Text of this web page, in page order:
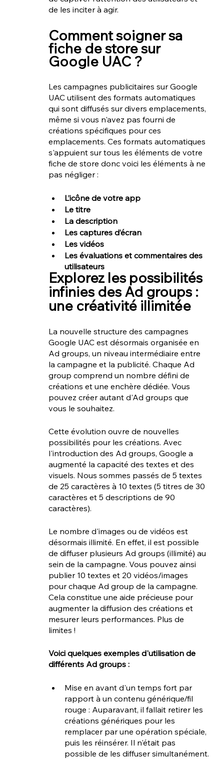
de les inciter à agir.
Comment soigner sa
fiche de store sur
Google UAC ?
Les campagnes publicitaires sur Google
UAC utilisent des formats automatiques
qui sont diffusés sur divers emplacements,
même si vous n'avez pas fourni de
créations spécifiques pour ces
emplacements. Ces formats automatiques
s'appuient sur tous les éléments de votre
fiche de store donc voici les éléments à ne
pas négliger :
L’icône de votre app
Le titre
La description
Les captures d’écran
Les vidéos
Les évaluations et commentaires des
utilisateurs
Explorez les possibilités
infinies des Ad groups :
une créativité illimitée
La nouvelle structure des campagnes
Google UAC est désormais organisée en
Ad groups, un niveau intermédiaire entre
la campagne et la publicité. Chaque Ad
group comprend un nombre défini de
créations et une enchère dédiée. Vous
pouvez créer autant d'Ad groups que
vous le souhaitez.
Cette évolution ouvre de nouvelles
possibilités pour les créations. Avec
l'introduction des Ad groups, Google a
augmenté la capacité des textes et des
visuels. Nous sommes passés de 5 textes
de 25 caractères à 10 textes (5 titres de 30
caractères et 5 descriptions de 90
caractères).
Le nombre d'images ou de vidéos est
désormais illimité. En effet, il est possible
de diffuser plusieurs Ad groups (illimité) au
sein de la campagne. Vous pouvez ainsi
publier 10 textes et 20 vidéos/images
pour chaque Ad group de la campagne.
Cela constitue une aide précieuse pour
augmenter la diffusion des créations et
mesurer leurs performances. Plus de
limites !
Voici quelques exemples d'utilisation de
différents Ad groups :
Mise en avant d'un temps fort par
rapport à un contenu générique/fil
rouge : Auparavant, il fallait retirer les
créations génériques pour les
remplacer par une opération spéciale,
puis les réinsérer. Il n'était pas
possible de les diffuser simultanément.